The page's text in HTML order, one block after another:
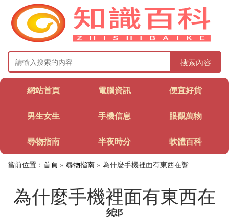
搜索內容
網站首頁 電腦資訊 便宜好貨
男生女生 手機信息 眼觀萬物
尋物指南 半夜時分 軟體百科
當前位置： 首頁 » 尋物指南 » 為什麼手機裡面有東西在響
為什麼手機裡面有東西在